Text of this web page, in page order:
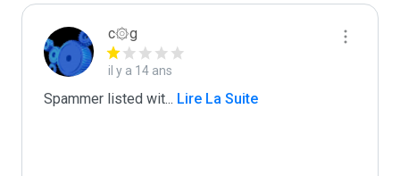
c۞g
il y a 14 ans
Spammer listed wit... Lire La Suite